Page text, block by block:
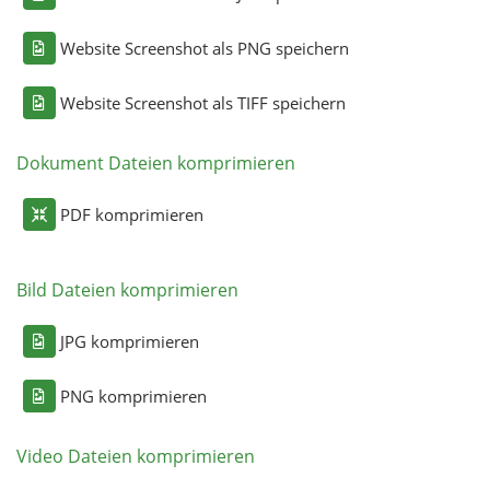
Website Screenshot als PNG speichern
Website Screenshot als TIFF speichern
Dokument Dateien komprimieren
PDF komprimieren
Bild Dateien komprimieren
JPG komprimieren
PNG komprimieren
Video Dateien komprimieren